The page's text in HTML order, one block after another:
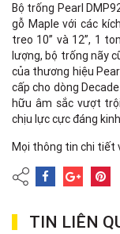
Bộ trống Pearl
gỗ Maple với các
treo 10” và 12”, 1
lượng, bộ trống nãy
của thương hiệu
cấp cho dòng
hữu âm sắc vượt
chịu lực cực đáng
Mọi thông tin chi tiết
TIN LIÊN